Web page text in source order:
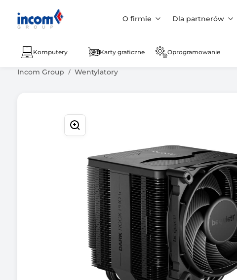
O firmie Dla partnerów
Komputery Karty graficzne Oprogramowanie
Incom Group Wentylatory